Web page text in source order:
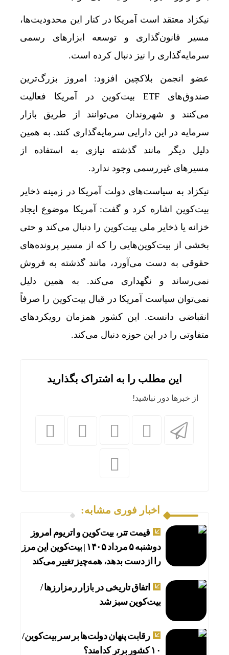
نیکزاد معتقد است آمریکا در کنار این محدودیت‌ها،
مسیر قانون‌گذاری و توسعه ابزارهای رسمی
سرمایه‌گذاری را نیز دنبال کرده است.
عضو انجمن بلاکچین افزود: امروز بزرگ‌ترین
صندوق‌های ETF بیت‌کوین در آمریکا فعالیت
می‌کنند و شهروندان می‌توانند از طریق بازار
سرمایه در این دارایی سرمایه‌گذاری کنند. به همین
دلیل دیگر مانند گذشته نیازی به استفاده از
مسیرهای غیررسمی وجود ندارد.
نیکزاد به سیاست‌های دولت آمریکا در زمینه ذخایر
بیت‌کوین اشاره کرد و گفت: آمریکا موضوع ایجاد
خزانه یا ذخایر ملی بیت‌کوین را دنبال می‌کند و حتی
بخشی از بیت‌کوین‌هایی را که از مسیر پرونده‌های
حقوقی به دست می‌آورد، مانند گذشته به فروش
نمی‌رساند و نگهداری می‌کند. به همین دلیل
نمی‌توان سیاست آمریکا در قبال بیت‌کوین را صرفاً
انقباضی دانست. این کشور همزمان رویکردهای
متفاوتی را در این حوزه دنبال می‌کند.
این مطلب را به اشتراک بگذارید
از خبرها دور نباشید!
اخبار فوری مشابه:
قیمت تتر، بیت‌کوین و اتریوم امروز
دوشنبه ۵ مرداد ۱۴۰۵ | بیت‌کوین این مرز
را از دست بدهد، همه‌چیز تغییر می‌کند
اتفاق تاریخی در بازار رمزارزها /
بیت‌کوین سبز شد
رقابت پنهان دولت‌ها بر سر بیت‌کوین/
۱۰ کشور برتر کدامند؟